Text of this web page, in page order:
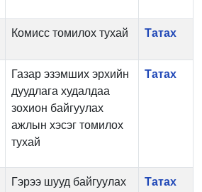
Комисс томилох тухай Татах
Газар эзэмших эрхийн
дуудлага худалдаа
зохион байгуулах
ажлын хэсэг томилох
тухай
Татах
Гэрээ шууд байгуулах
Татах